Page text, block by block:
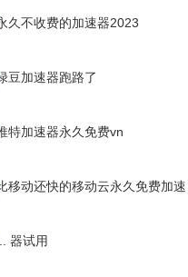
久不收费的加速器2023
豆加速器跑路了
特加速器永久免费vn
移动还快的移动云永久免费加速
... 器试用